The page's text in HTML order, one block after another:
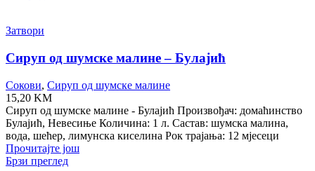
Затвори
Сируп од шумске малине – Булајић
Сокови, Сируп од шумске малине
15,20 KM
Сируп од шумске малине - Булајић Произвођач: домаћинство
Булајић, Невесиње Количина: 1 л. Састав: шумска малина,
вода, шећер, лимунска киселина Рок трајања: 12 мјесеци
Прочитајте још
Брзи преглед